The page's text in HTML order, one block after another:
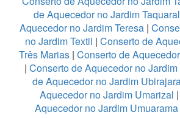
de Aquecedor no Jardim Taquaral
Aquecedor no Jardim Teresa|
no Jardim Textil | Conserto de
Três Marias| Conserto de
| Conserto de Aquecedor no Jardim
de Aquecedor no Jardim
Aquecedor no Jardim Umarizal |
Aquecedor no Jardim Umuarama